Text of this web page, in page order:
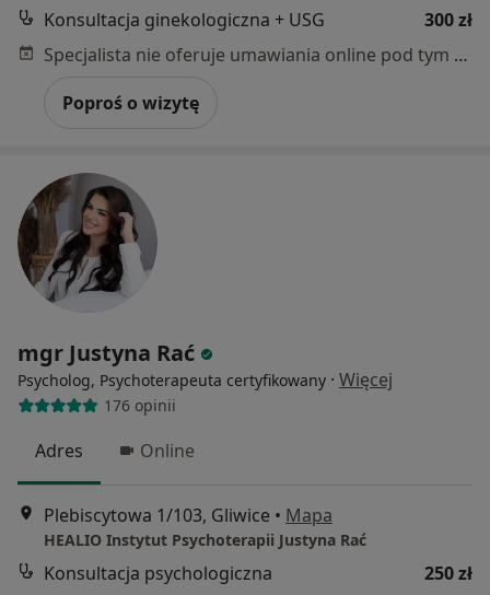
Konsultacja ginekologiczna + USG
300 zł
Specjalista nie oferuje umawiania online pod tym adresem.
Poproś o wizytę
mgr Justyna Rać
Psycholog, Psychoterapeuta certyfikowany · Więcej
176 opinii
Adres Online
Plebiscytowa 1/103, Gliwice • Mapa
HEALIO Instytut Psychoterapii Justyna Rać
Konsultacja psychologiczna
250 zł